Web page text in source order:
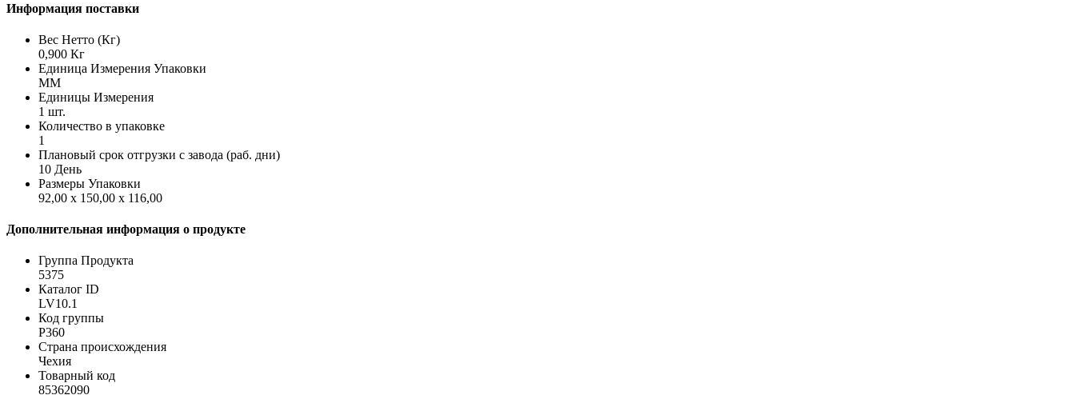
Информация поставки
Вес Нетто (Кг)
0,900 Кг
Единица Измерения Упаковки
MM
Единицы Измерения
1 шт.
Количество в упаковке
1
Плановый срок отгрузки с завода (раб. дни)
10 День
Размеры Упаковки
92,00 x 150,00 x 116,00
Дополнительная информация о продукте
Группа Продукта
5375
Каталог ID
LV10.1
Код группы
P360
Страна происхождения
Чехия
Товарный код
85362090